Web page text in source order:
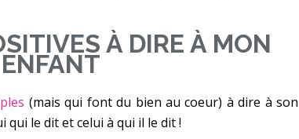
À DIRE À MON
ENFANT
(mais qui font du bien au coeur) à dire à son
le dit et celui à qui il le dit !